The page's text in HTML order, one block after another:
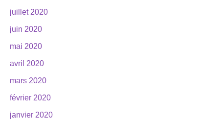
juillet 2020
juin 2020
mai 2020
avril 2020
mars 2020
février 2020
janvier 2020